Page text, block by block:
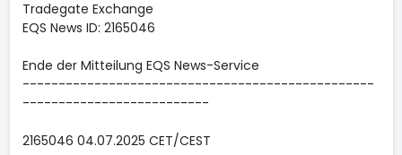
Tradegate Exchange
EQS News ID: 2165046
Ende der Mitteilung EQS News-Service
-------------------------------------------------
--------------------------
2165046 04.07.2025 CET/CEST